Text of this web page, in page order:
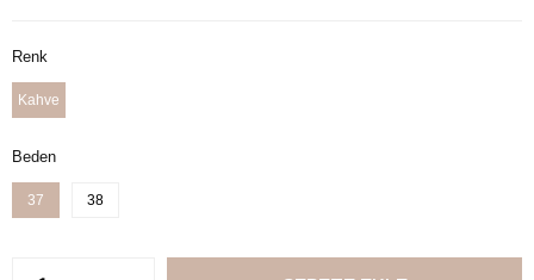
Renk
Kahve
Beden
37 38